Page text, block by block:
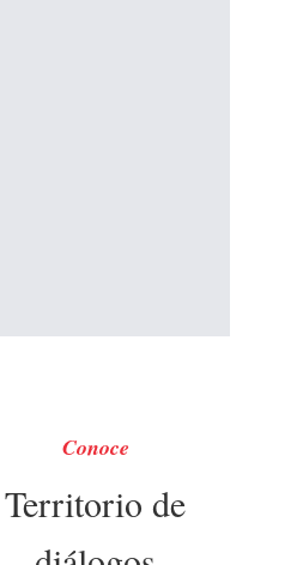
Conoce
Territorio de